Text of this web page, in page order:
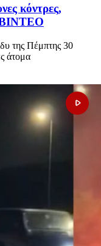
κόντρες,
ΒΙΝΤΕΟ
της Πέμπτης 30
άτομα